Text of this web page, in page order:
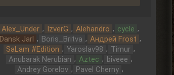
> Djetch , он один всего.
Арканум или как-то так
называется. И он не вышел в релиз еще
2026-08-06 00:50:42
Alex_Under , IzverG , Alehandro , cycle ,
Dansk Jarl , Boris_Britva , Андрей Frost ,
SaLam #Edition , Yaroslav98 , Timur ,
Anubarak Nerubian , Aztec , biveee ,
Andrey Gorelov , Pavel Cherny ,